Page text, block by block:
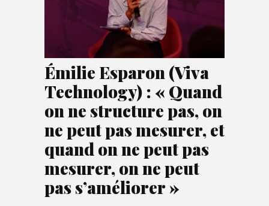
Émilie Esparon (Viva
Technology) : « Quand
on ne structure pas, on
ne peut pas mesurer, et
quand on ne peut pas
mesurer, on ne peut
pas s’améliorer »